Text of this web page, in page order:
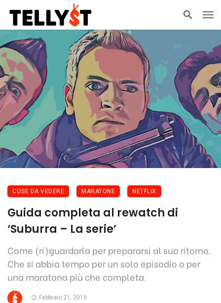
COSE DA VEDERE MARATONE NETFLIX
Guida completa al rewatch di
‘Suburra – La serie’
Come (ri)guardarla per prepararsi al suo ritorno.
Che si abbia tempo per un solo episodio o per
una maratona più che completa.
Febbraio 21, 2019